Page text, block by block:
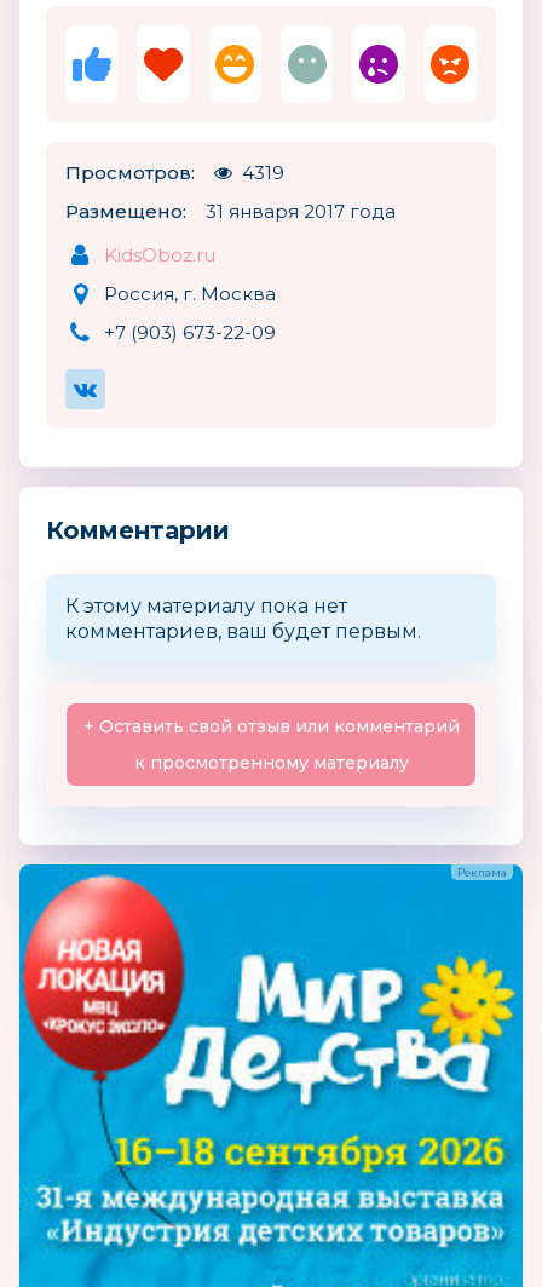
Просмотров:
4319
Размещено:
31 января 2017 года
KidsOboz.ru
Россия, г. Москва
+7 (903) 673-22-09
Комментарии
К этому материалу пока нет
комментариев, ваш будет первым.
+ Оставить свой отзыв или комментарий
к просмотренному материалу